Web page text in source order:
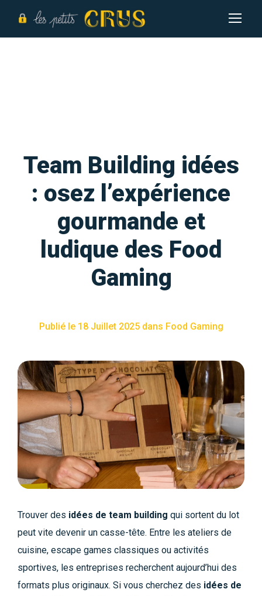
Team Building idées
: osez l’expérience
gourmande et
ludique des Food
Gaming
Publié le 18 Juillet 2025 dans Food Gaming
Trouver des idées de team building qui sortent du lot
peut vite devenir un casse-tête. Entre les ateliers de
cuisine, escape games classiques ou activités
sportives, les entreprises recherchent aujourd’hui des
formats plus originaux. Si vous cherchez des idées de